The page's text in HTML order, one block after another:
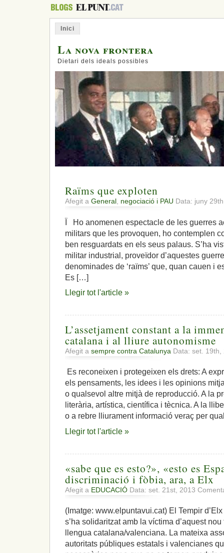
Inici
La nova frontera
Dietari dels ideals possibles
Raïms que exploten
Afegit a General negociació i PAU Data: juny
Ï Ho anomenen espectacle de les guerres
militars que les provoquen, ho contemplen
ben resguardats en els seus palaus. S’ha
militar industrial, proveïdor d’aquestes
denominades de ‘raïms’ que, quan cauen i
Es […]
Llegir tot l'article »
L’assetjament constant a la
catalana i al lliure autonomisme
Afegit a sempre contra Catalunya Data: set.
Es reconeixen i protegeixen els drets: A
els pensaments, les idees i les opinions
o qualsevol altre mitjà de reproducció. A la
literària, artística, científica i tècnica. A la
o a rebre lliurament informació veraç per
Llegir tot l'article »
«sabe que es esto?», «esto es
discriminació i fòbia, ara, a Elx
Afegit a EDUCACIÓ Data: set. 21st, 2013
(Imatge: www.elpuntavui.cat) El Tempir
s’ha solidaritzat amb la víctima d’aquest
llengua catalana/valenciana. La mateixa
autoritats públiques estatals i valencianes